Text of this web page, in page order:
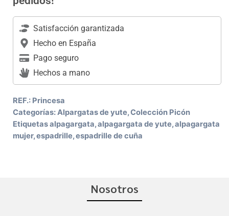
Satisfacción garantizada
Hecho en España
Pago seguro
Hechos a mano
REF.: Princesa
Categorías:Alpargatas de yute,Colección Picón
Etiquetasalpagargata,alpagargata de yute,alpagargata
mujer,espadrille,espadrille de cuña
Nosotros